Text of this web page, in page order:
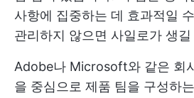
사항에 집중하는 데 효과적일
관리하지 않으면 사일로가 생
Adobe나 Microsoft와 같은 회
을 중심으로 제품 팀을 구성하